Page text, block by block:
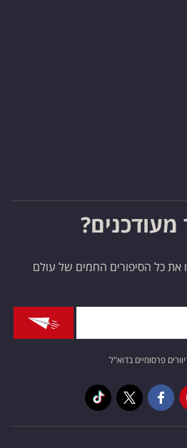
את כל הסיפורים החמים של עולם
פרסומיים בדוא"ל